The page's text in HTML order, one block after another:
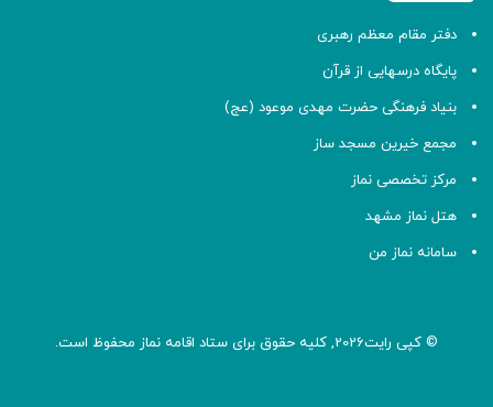
دفتر مقام معظم رهبری
پایگاه درسهایی از قرآن
بنیاد فرهنگی حضرت مهدی موعود (عج)
مجمع خیرین مسجد ساز
مرکز تخصصی نماز
هتل نماز مشهد
سامانه نماز من
© کپی رایت2026, کلیه حقوق برای ستاد اقامه نماز محفوظ است.